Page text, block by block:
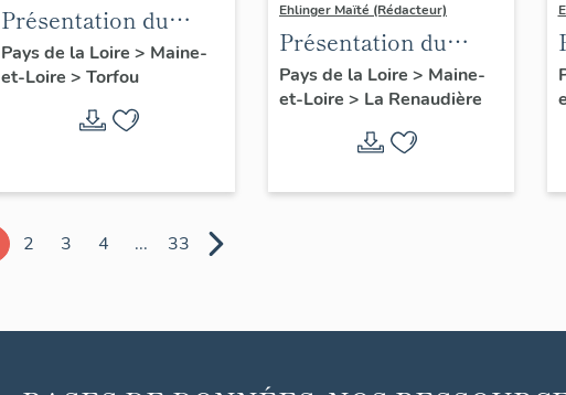
Présentation du
patrimoine
industriel de la
commune de Torfou
Pays de la Loire > Maine-
et-Loire > Torfou
Ehlinger Maïté (Rédacteur)
Présentation du
patrimoine
industriel de la
commune de La
Pays de la Loire > Maine-
et-Loire > La Renaudière
2 3 4 ... 33